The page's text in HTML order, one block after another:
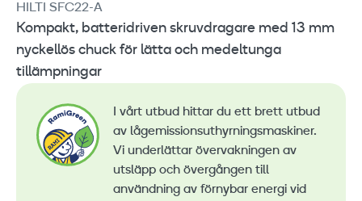
HILTI SFC22-A
Kompakt, batteridriven skruvdragare med 13 mm
nyckellös chuck för lätta och medeltunga
tillämpningar
I vårt utbud hittar du ett brett utbud
av lågemissionsuthyrningsmaskiner.
Vi underlättar övervakningen av
utsläpp och övergången till
användning av förnybar energi vid